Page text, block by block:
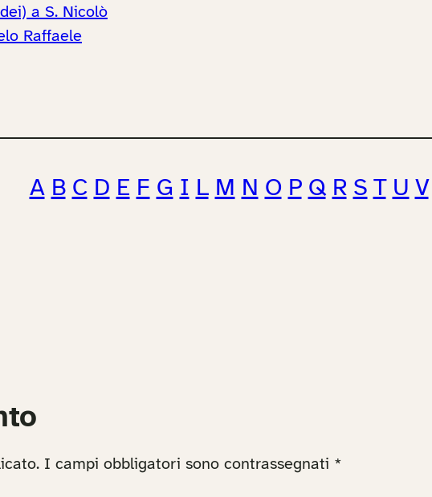
a S. Nicolò
Raffaele
A B C D E F G I L M N O P Q R S T U V
I campi obbligatori sono contrassegnati *